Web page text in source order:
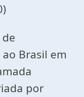
Brasil em
por